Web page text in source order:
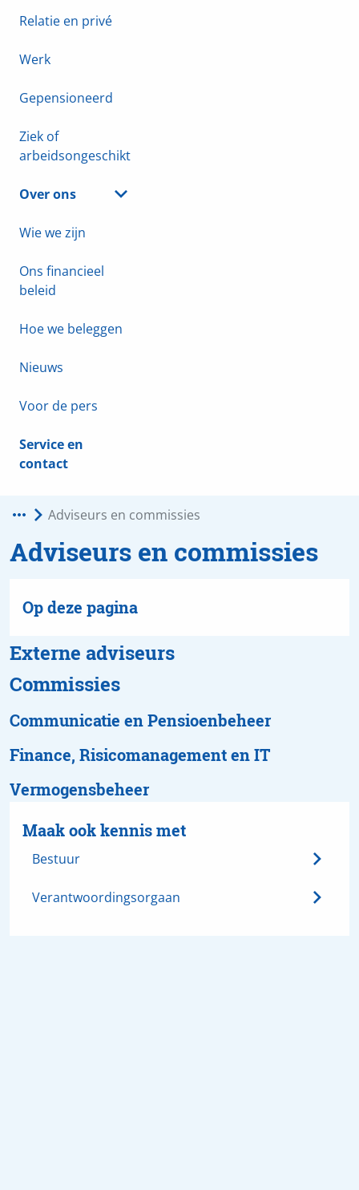
Relatie en privé
Werk
Gepensioneerd
Ziek of
arbeidsongeschikt
Over ons
Wie we zijn
Ons financieel
beleid
Hoe we beleggen
Nieuws
Voor de pers
Service en
contact
Adviseurs en commissies
Externe adviseurs
Commissies
Communicatie en Pensioenbeheer
Finance, Risicomanagement en IT
Vermogensbeheer
Bestuur
Verantwoordingsorgaan